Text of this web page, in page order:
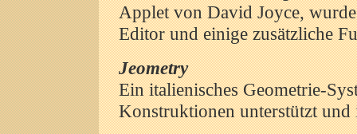
Applet von David Joyce,
Editor und einige zusätzliche
Jeometry
Ein italienisches Geometrie-
Konstruktionen unterstützt